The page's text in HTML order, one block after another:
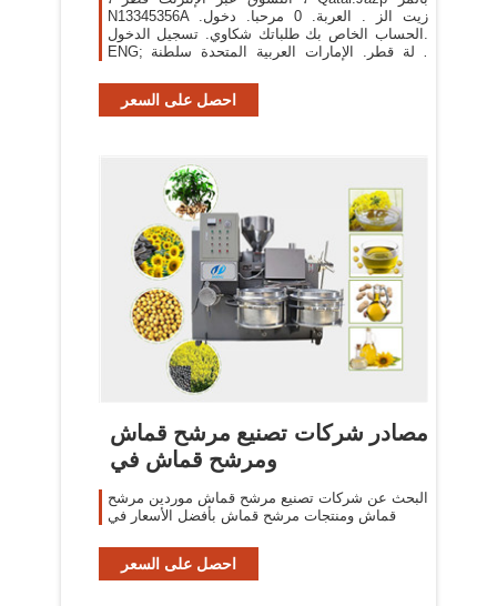
N13345356A زيت الز . العربة. 0 مرحبا. دخول.
الحساب الخاص بك طلباتك شكاوي. تسجيل الدخول.
ENG; دولة قطر. الإمارات العربية المتحدة سلطنة
احصل على السعر
مصادر شركات تصنيع مرشح قماش
ومرشح قماش في
البحث عن شركات تصنيع مرشح قماش موردين مرشح
قماش ومنتجات مرشح قماش بأفضل الأسعار في
احصل على السعر